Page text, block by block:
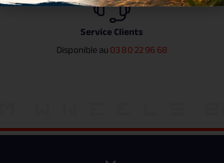
Service Clients
Disponible au03 80 22 96 68